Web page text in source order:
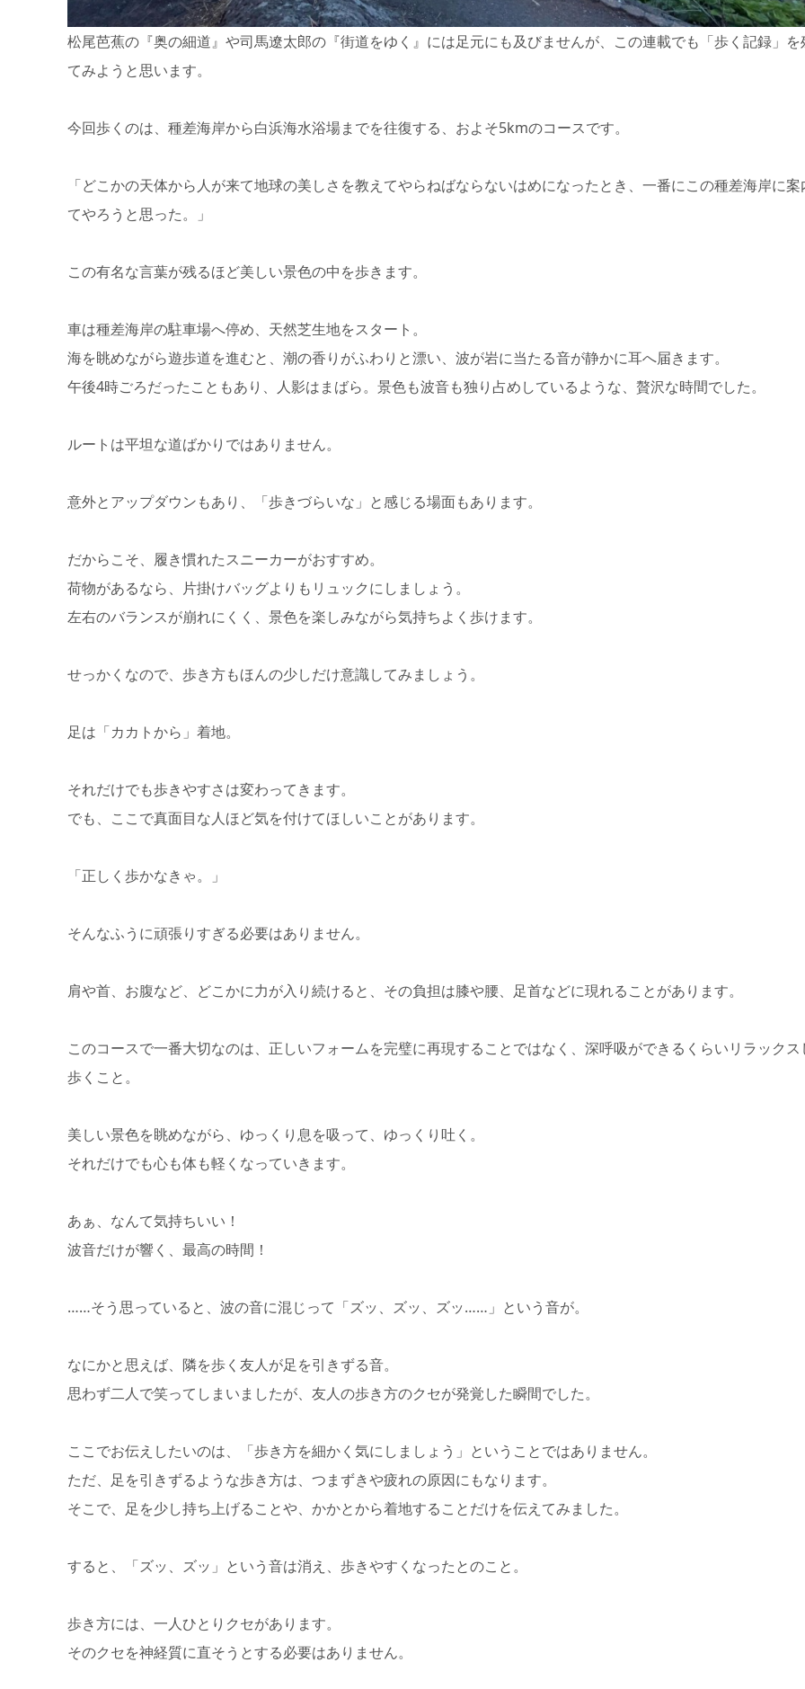
松尾芭蕉の『奥の細道』や司馬遼太郎の『街道をゆく』には足元にも及びませんが、この連載でも「歩く記録」を
てみようと思います。
今回歩くのは、種差海岸から白浜海水浴場までを往復する、およそ5kmのコースです。
「どこかの天体から人が来て地球の美しさを教えてやらねばならないはめになったとき、一番にこの種差海岸に案
てやろうと思った。」
この有名な言葉が残るほど美しい景色の中を歩きます。
車は種差海岸の駐車場へ停め、天然芝生地をスタート。
海を眺めながら遊歩道を進むと、潮の香りがふわりと漂い、波が岩に当たる音が静かに耳へ届きます。
午後4時ごろだったこともあり、人影はまばら。景色も波音も独り占めしているような、贅沢な時間でした。
ルートは平坦な道ばかりではありません。
意外とアップダウンもあり、「歩きづらいな」と感じる場面もあります。
だからこそ、履き慣れたスニーカーがおすすめ。
荷物があるなら、片掛けバッグよりもリュックにしましょう。
左右のバランスが崩れにくく、景色を楽しみながら気持ちよく歩けます。
せっかくなので、歩き方もほんの少しだけ意識してみましょう。
足は「カカトから」着地。
それだけでも歩きやすさは変わってきます。
でも、ここで真面目な人ほど気を付けてほしいことがあります。
「正しく歩かなきゃ。」
そんなふうに頑張りすぎる必要はありません。
肩や首、お腹など、どこかに力が入り続けると、その負担は膝や腰、足首などに現れることがあります。
このコースで一番大切なのは、正しいフォームを完璧に再現することではなく、深呼吸ができるくらいリラックス
歩くこと。
美しい景色を眺めながら、ゆっくり息を吸って、ゆっくり吐く。
それだけでも心も体も軽くなっていきます。
あぁ、なんて気持ちいい！
波音だけが響く、最高の時間！
……そう思っていると、波の音に混じって「ズッ、ズッ、ズッ……」という音が。
なにかと思えば、隣を歩く友人が足を引きずる音。
思わず二人で笑ってしまいましたが、友人の歩き方のクセが発覚した瞬間でした。
ここでお伝えしたいのは、「歩き方を細かく気にしましょう」ということではありません。
ただ、足を引きずるような歩き方は、つまずきや疲れの原因にもなります。
そこで、足を少し持ち上げることや、かかとから着地することだけを伝えてみました。
すると、「ズッ、ズッ」という音は消え、歩きやすくなったとのこと。
歩き方には、一人ひとりクセがあります。
そのクセを神経質に直そうとする必要はありません。